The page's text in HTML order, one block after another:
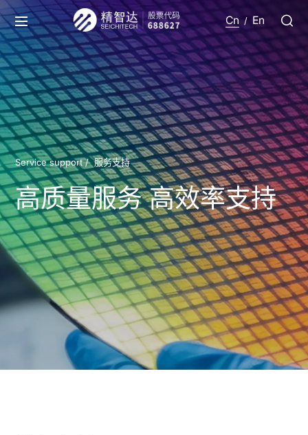
Cn / En
Service support / 服务支持
高质量服务 高效率支持